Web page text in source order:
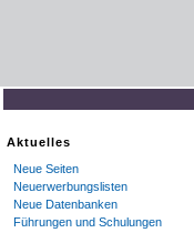
Aktuelles
Neue Seiten
Neuerwerbungslisten
Neue Datenbanken
Führungen und Schulungen